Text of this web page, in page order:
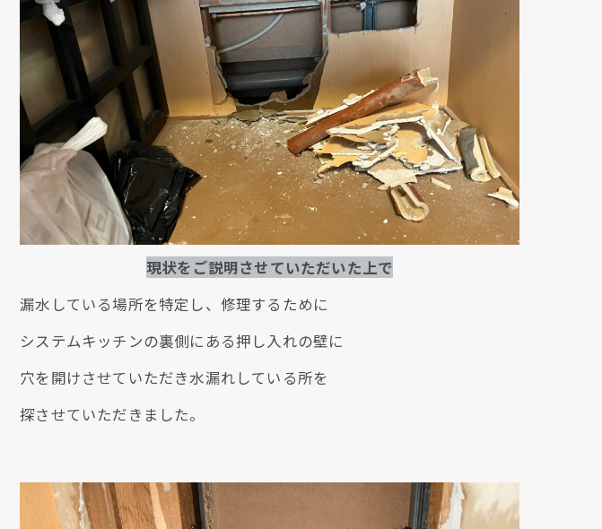
現状をご説明させていただいた上で
漏水している場所を特定し、修理するために
システムキッチンの裏側にある押し入れの壁に
穴を開けさせていただき水漏れしている所を
探させていただきました。